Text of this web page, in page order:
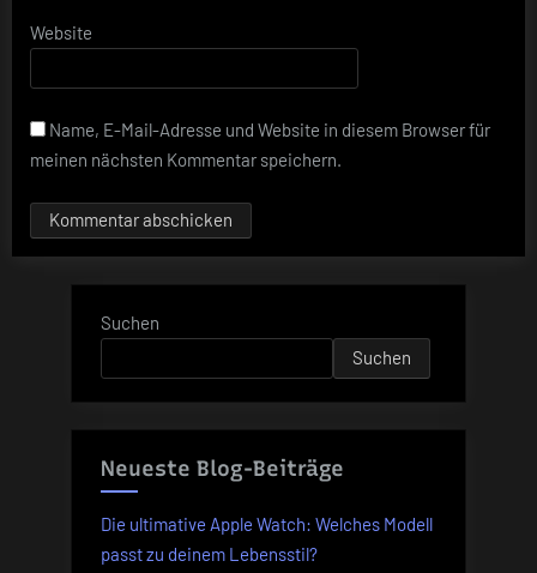
Website
Name, E-Mail-Adresse und Website in diesem Browser für
meinen nächsten Kommentar speichern.
Suchen
Suchen
Neueste Blog-Beiträge
Die ultimative Apple Watch: Welches Modell
passt zu deinem Lebensstil?